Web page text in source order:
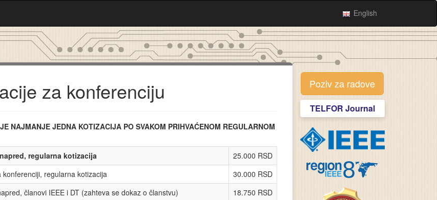
English
za konferenciju
NAJMANJE JEDNA KOTIZACIJA PO SVAKOM PRIHVAĆENOM REGULARNOM
regularna kotizacija
25.000 RSD
konferenciji, regularna kotizacija
30.000 RSD
članovi IEEE i DT (zahteva se dokaz o članstvu)
18.750 RSD
Poziv za radove
TELFOR Journal